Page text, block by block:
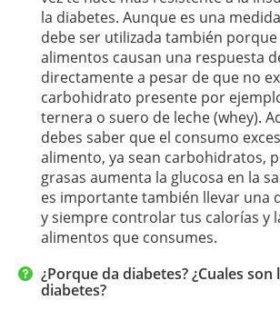
la diabetes. Aunque es una
debe ser utilizada también
alimentos causan una respuesta
directamente a pesar de que no
carbohidrato presente por
ternera o suero de leche (whey).
debes saber que el consumo
alimento, ya sean carbohidratos,
grasas aumenta la glucosa en la
es importante también llevar una
y siempre controlar tus calorías y
alimentos que consumes.
¿Porque da diabetes? ¿Cuales son
diabetes?